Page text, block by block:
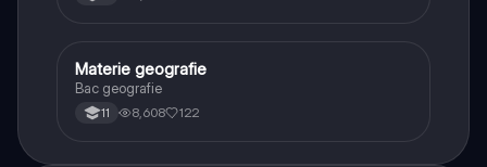
Geografie
Materie geografie
Bac geografie
11 8,608 122